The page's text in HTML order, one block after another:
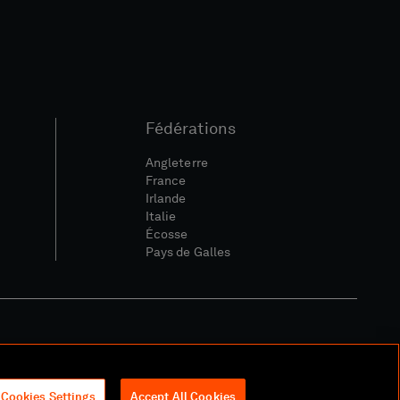
Fédérations
Angleterre
France
Irlande
Italie
Écosse
Pays de Galles
Sociale Et Numérique
Cookies Settings Accept All Cookies